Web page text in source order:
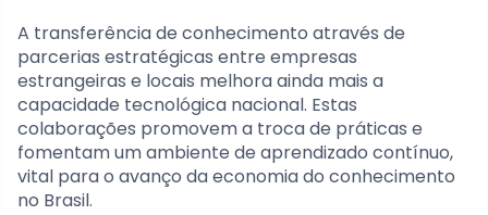
A transferência de conhecimento através de
parcerias estratégicas entre empresas
estrangeiras e locais melhora ainda mais a
capacidade tecnológica nacional. Estas
colaborações promovem a troca de práticas e
fomentam um ambiente de aprendizado contínuo,
vital para o avanço da economia do conhecimento
no Brasil.